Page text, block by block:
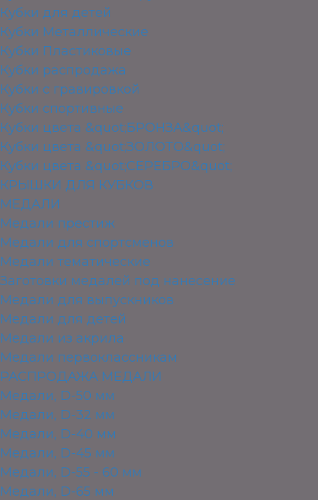
Кубки для детей
Кубки Металлические
Кубки Пластиковые
Кубки распродажа
Кубки с гравировкой
Кубки спортивные
Кубки цвета &quot;БРОНЗА&quot;
Кубки цвета &quot;ЗОЛОТО&quot;
Кубки цвета &quot;СЕРЕБРО&quot;
КРЫШКИ ДЛЯ КУБКОВ
МЕДАЛИ
Медали престиж
Медали для спортсменов
Медали тематические
Заготовки медалей под нанесение
Медали для выпускников
Медали для детей
Медали из акрила
Медали первоклассникам
РАСПРОДАЖА МЕДАЛИ
Медали, D-50 мм
Медали, D-32 мм
Медали, D-40 мм
Медали, D-45 мм
Медали, D-55 - 60 мм
Медали, D-65 мм